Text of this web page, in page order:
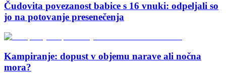
Čudovita povezanost babice s 16 vnuki: odpeljali so
jo na potovanje presenečenja
Kampiranje: dopust v objemu narave ali nočna
mora?